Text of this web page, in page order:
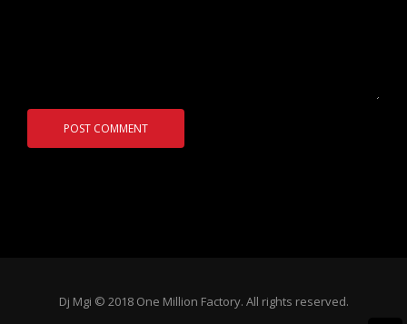
Dj Mgi © 2018 One Million Factory. All rights reserved.